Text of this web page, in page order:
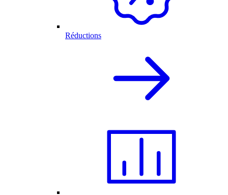
Réductions